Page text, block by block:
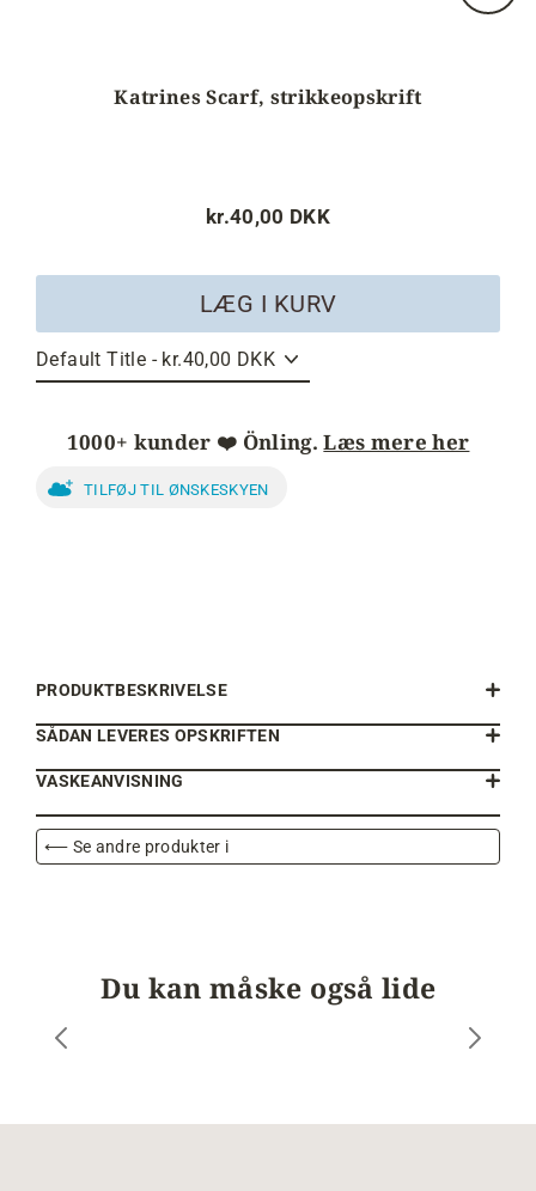
Luk
Katrines Scarf, strikkeopskrift
Normalpris
kr.40,00 DKK
LÆG I KURV
1000+ kunder ❤️ Önling.Læs mere her
TILFØJ TIL ØNSKESKYEN
PRODUKTBESKRIVELSE
SÅDAN LEVERES OPSKRIFTEN
VASKEANVISNING
⟵ Se andre produkter i
Du kan måske også lide